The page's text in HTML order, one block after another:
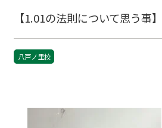
【1.01の法則について思う事】
八戸ノ里校